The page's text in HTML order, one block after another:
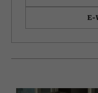
otrzymanymi od Ciebie
korzystania z ich usług.E-